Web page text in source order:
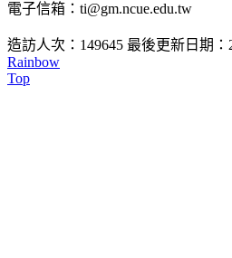
電子信箱：ti@gm.ncue.edu.tw
造訪人次：149645 最後更新日期：
Rainbow
Top